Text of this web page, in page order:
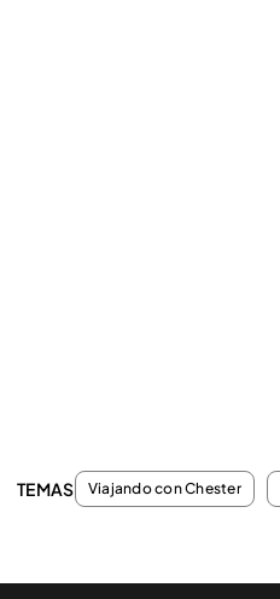
TEMAS Viajando con Chester